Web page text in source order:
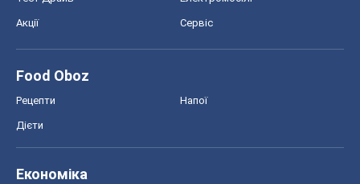
Акції Сервіс
Food Oboz
Рецепти Напої
Дієти
Економіка